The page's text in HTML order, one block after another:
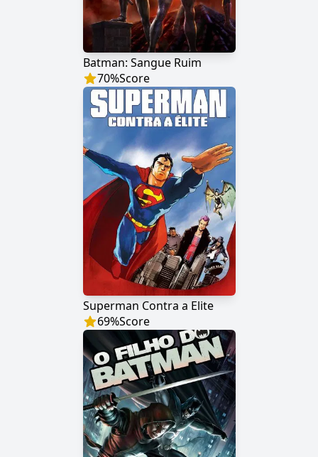
Batman: Sangue Ruim
70%Score
Superman Contra a Elite
69%Score